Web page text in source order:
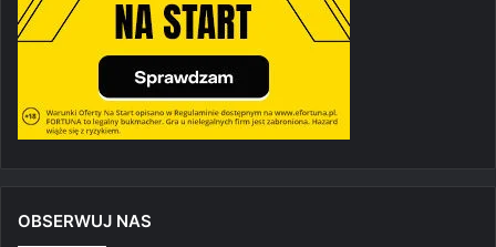
OBSERWUJ NAS